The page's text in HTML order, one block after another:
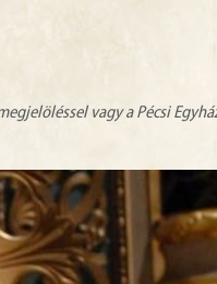
vagy a Pécsi